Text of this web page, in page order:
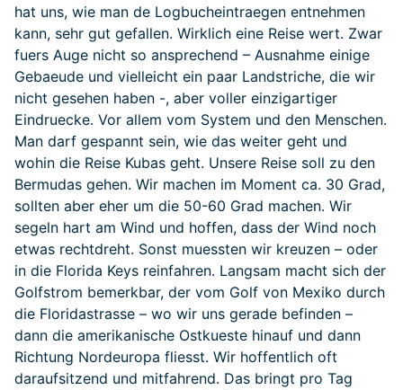
hat uns, wie man de Logbucheintraegen entnehmen
kann, sehr gut gefallen. Wirklich eine Reise wert. Zwar
fuers Auge nicht so ansprechend – Ausnahme einige
Gebaeude und vielleicht ein paar Landstriche, die wir
nicht gesehen haben -, aber voller einzigartiger
Eindruecke. Vor allem vom System und den Menschen.
Man darf gespannt sein, wie das weiter geht und
wohin die Reise Kubas geht. Unsere Reise soll zu den
Bermudas gehen. Wir machen im Moment ca. 30 Grad,
sollten aber eher um die 50-60 Grad machen. Wir
segeln hart am Wind und hoffen, dass der Wind noch
etwas rechtdreht. Sonst muessten wir kreuzen – oder
in die Florida Keys reinfahren. Langsam macht sich der
Golfstrom bemerkbar, der vom Golf von Mexiko durch
die Floridastrasse – wo wir uns gerade befinden –
dann die amerikanische Ostkueste hinauf und dann
Richtung Nordeuropa fliesst. Wir hoffentlich oft
daraufsitzend und mitfahrend. Das bringt pro Tag